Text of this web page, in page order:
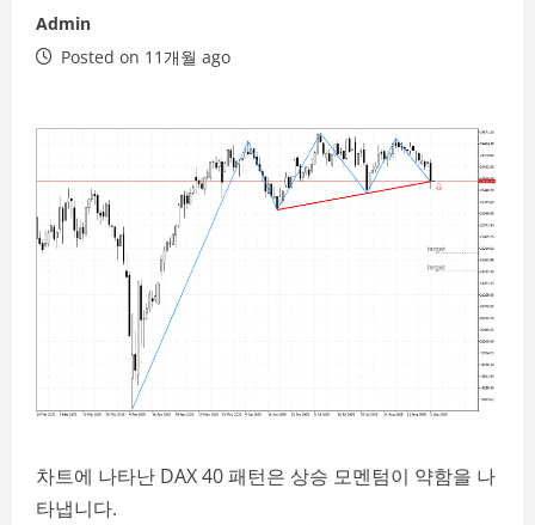
Admin
Posted on 11개월 ago
차트에 나타난 DAX 40 패턴은 상승 모멘텀이 약함을 나
타냅니다.